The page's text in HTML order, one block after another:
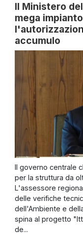
Il Ministero
mega
accumulo
Il governo centrale
per la struttura da
L'assessore
delle verifiche
dell'Ambiente e
spina al progetto
de...